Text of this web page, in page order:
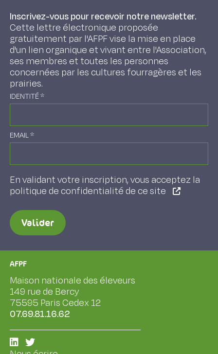
Inscrivez-vous pour recevoir notre newsletter.
Cette lettre électronique proposée
gratuitement par l'AFPF vise la mise en place
d'un lien organique et vivant entre l'Association,
ses membres et toutes les personnes
concernées par les cultures fourragères et les
prairies.
IDENTITÉ*
EMAIL*
En validant votre inscription, vous acceptez la
politique de confidentialité de ce site
Valider
AFPF
Maison nationale des éleveurs
149 rue de Bercy
75595 Paris Cedex 12
07.69.81.16.62